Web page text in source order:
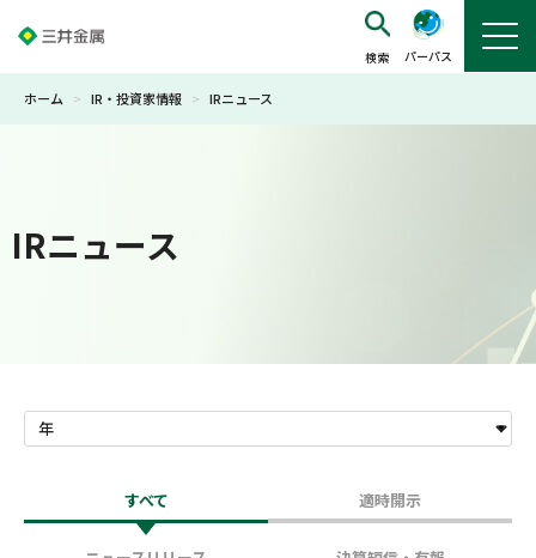
パーパス
IRニュース
ホーム > IR・投資家情報 > IRニュース
すべて 適時開示